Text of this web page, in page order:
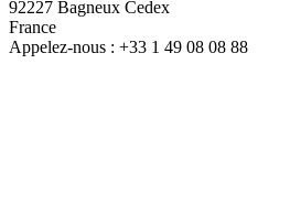
92227 Bagneux Cedex
France
Appelez-nous : +33 1 49 08 08 88